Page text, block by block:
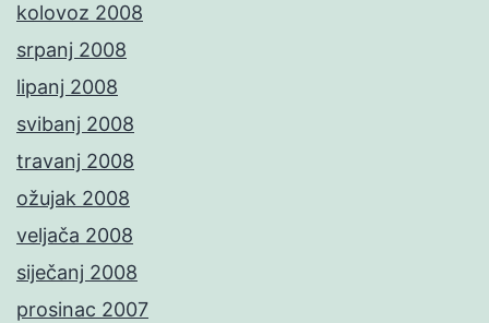
kolovoz 2008
srpanj 2008
lipanj 2008
svibanj 2008
travanj 2008
ožujak 2008
veljača 2008
siječanj 2008
prosinac 2007